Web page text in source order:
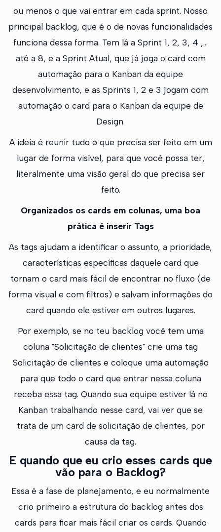
ou menos o que vai entrar em cada sprint. Nosso
principal backlog, que é o de novas funcionalidades
funciona dessa forma. Tem lá a Sprint 1, 2, 3, 4 ,...
até a 8, e a Sprint Atual, que já joga o card com
automação para o Kanban da equipe
desenvolvimento, e as Sprints 1, 2 e 3 jogam com
automação o card para o Kanban da equipe de
Design.
A ideia é reunir tudo o que precisa ser feito em um
lugar de forma visível, para que você possa ter,
literalmente uma visão geral do que precisa ser
feito.
Organizados os cards em colunas, uma boa
prática é inserir Tags
As tags ajudam a identificar o assunto, a prioridade,
características específicas daquele card que
tornam o card mais fácil de encontrar no fluxo (de
forma visual e com filtros) e salvam informações do
card quando ele estiver em outros lugares.
Por exemplo, se no teu backlog você tem uma
coluna "Solicitação de clientes" crie uma tag
Solicitação de clientes e coloque uma automação
para que todo o card que entrar nessa coluna
receba essa tag. Quando sua equipe estiver lá no
Kanban trabalhando nesse card, vai ver que se
trata de um card de solicitação de clientes, por
causa da tag.
E quando que eu crio esses cards que
vão para o Backlog?
Essa é a fase de planejamento, e eu normalmente
crio primeiro a estrutura do backlog antes dos
cards para ficar mais fácil criar os cards. Quando